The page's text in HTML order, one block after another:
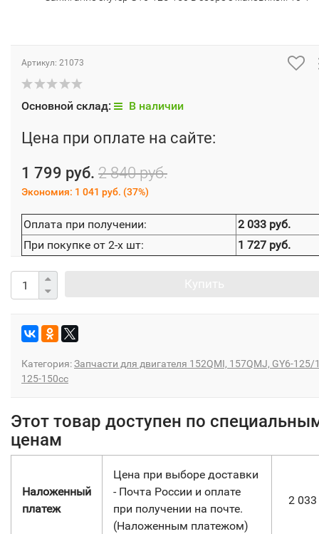
Артикул: 21073
Основной склад: В наличии
Цена при оплате на сайте:
1 799 руб. 2 840 руб.
Экономия: 1 041 руб. (37%)
Оплата при получении:
2 033 руб.
При покупке от 2-х шт:
1 727 руб.
Категория:Запчасти для двигателя 152QMI, 157QMJ, GY6-125/
125-150сс
Этот товар доступен по
ценам
Наложенный
платеж
Цена при выборе доставки
- Почта России и оплате
при получении на почте.
(Наложенным платежом)
2 033